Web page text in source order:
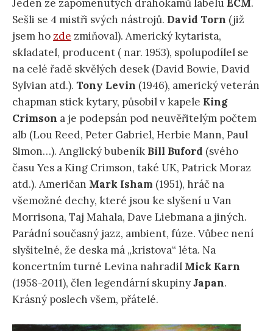
Jeden ze zapomenutých drahokamů labeluECM.
Sešli se 4 mistři svých nástrojů. David Torn (již
jsem ho zde zmiňoval). Americký kytarista,
skladatel, producent ( nar. 1953), spolupodílel se
na celé řadě skvělých desek (David Bowie, David
Sylvian atd.). Tony Levin (1946), americký veterán
chapman stick kytary, působil v kapele King
Crimson a je podepsán pod neuvěřitelým počtem
alb (Lou Reed, Peter Gabriel, Herbie Mann, Paul
Simon…). Anglický bubeník Bill Buford (svého
času Yes a King Crimson, také UK, Patrick Moraz
atd.). Američan Mark Isham (1951), hráč na
všemožné dechy, které jsou ke slyšení u Van
Morrisona, Taj Mahala, Dave Liebmana a jiných.
Parádní současný jazz, ambient, fúze. Vůbec není
slyšitelné, že deska má „kristova“ léta. Na
koncertním turné Levina nahradil Mick Karn
(1958-2011), člen legendární skupinyJapan.
Krásný poslech všem, přátelé.